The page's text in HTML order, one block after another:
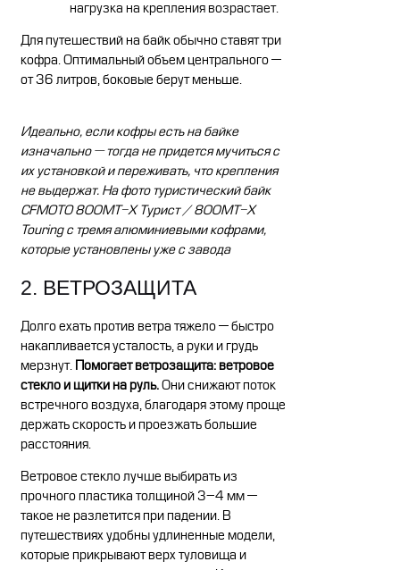
нагрузка на крепления возрастает.
Для путешествий на байк обычно ставят три
кофра. Оптимальный объем центрального —
от 36 литров, боковые берут меньше.
Идеально, если кофры есть на байке
изначально — тогда не придется мучиться с
их установкой и переживать, что крепления
не выдержат. На фото туристический байк
CFMOTO 800MT-X Турист / 800MT-X
Touring с тремя алюминиевыми кофрами,
которые установлены уже с завода
2. ВЕТРОЗАЩИТА
Долго ехать против ветра тяжело — быстро
накапливается усталость, а руки и грудь
мерзнут. Помогает ветрозащита: ветровое
стекло и щитки на руль.Они снижают поток
встречного воздуха, благодаря этому проще
держать скорость и проезжать большие
расстояния.
Ветровое стекло лучше выбирать из
прочного пластика толщиной 3–4 мм —
такое не разлетится при падении. В
путешествиях удобны удлиненные модели,
которые прикрывают верх туловища и